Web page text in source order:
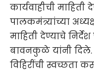
कार्यवाहीची
पालकमंत्र्यांच्या
माहिती देण्याचे
बावनकुळे यांनी दिले.
विहिरींची स्वच्छता